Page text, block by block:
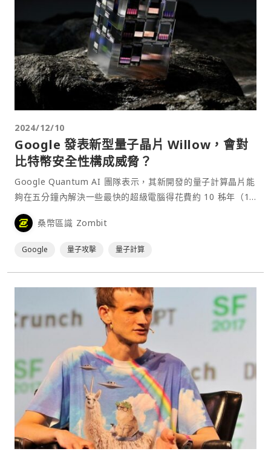
2024/12/10
Google 發表新型量子晶片 Willow，會對
比特幣安全性構成威脅？
Google Quantum AI 團隊表示，其新開發的量子計算晶片能
夠在五分鐘內解決一些最快的超級電腦得花費約 10 秭年（10
的 25 次方年）才能解決的複雜問題。這個重大進展引發加密
社群的討論，一位專家表示，目前來看它仍遠不足以對加密貨
幣的加密技術構成威脅。⋯
桑幣區識 Zombit
Google 量子攻擊 量子計算